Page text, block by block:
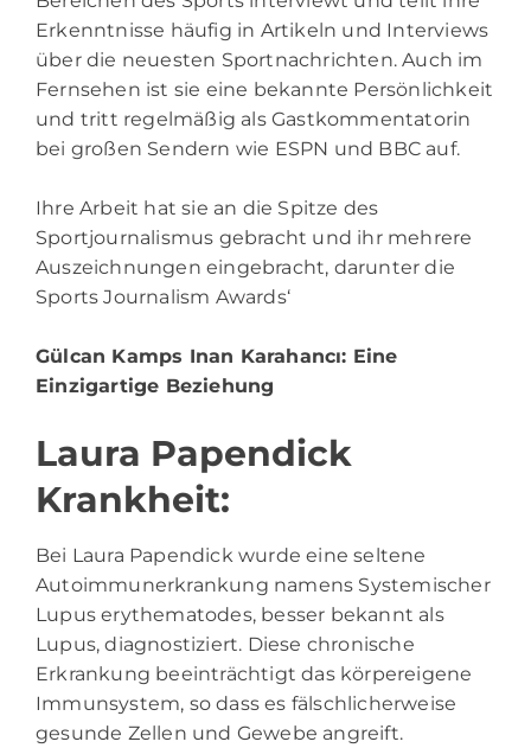
Erkenntnisse häufig in Artikeln und Interviews
über die neuesten Sportnachrichten. Auch im
Fernsehen ist sie eine bekannte Persönlichkeit
und tritt regelmäßig als Gastkommentatorin
bei großen Sendern wie ESPN und BBC auf.
Ihre Arbeit hat sie an die Spitze des
Sportjournalismus gebracht und ihr mehrere
Auszeichnungen eingebracht, darunter die
Sports Journalism Awards‘
Gülcan Kamps Inan Karahancı: Eine
Einzigartige Beziehung
Laura Papendick
Krankheit:
Bei Laura Papendick wurde eine seltene
Autoimmunerkrankung namens Systemischer
Lupus erythematodes, besser bekannt als
Lupus, diagnostiziert. Diese chronische
Erkrankung beeinträchtigt das körpereigene
Immunsystem, so dass es fälschlicherweise
gesunde Zellen und Gewebe angreift.